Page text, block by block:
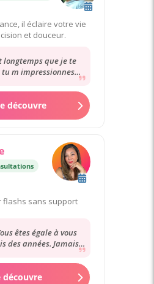
il éclaire votre vie
et douceur.
longtemps que je te
m impressionnes
. Avec un prénom tu
les...
découvre
flashs sans support
êtes égale à vous
des années. Jamais
mon sens....
découvre